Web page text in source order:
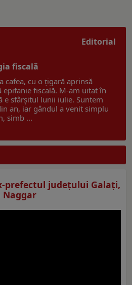
Editorial
fiscală
cafea, cu o țigară aprinsă
fiscală. M-am uitat în
e sfârșitul lunii iulie. Suntem
an, iar gândul a venit simplu
simb ...
prefectul judeţului Galaţi,
Naggar